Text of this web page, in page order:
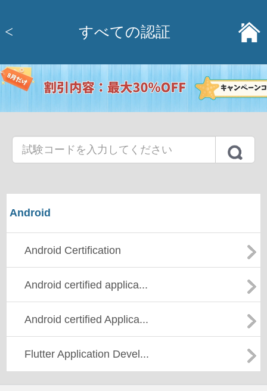
< すべての認証
Android
Android Certification
Android certified applica...
Android certified Applica...
Flutter Application Devel...